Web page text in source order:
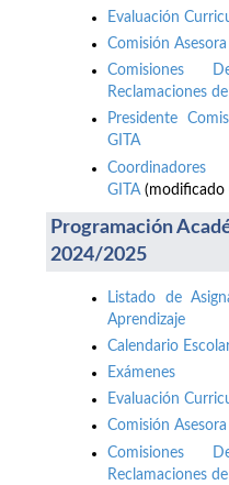
Evaluación
Comisión
Comisiones
Reclamaciones
Presidente
GITA
GITA (modificado
Programación
2024/2025
Listado de
Aprendizaje
Calendario
Exámenes
Evaluación
Comisión
Comisiones
Reclamaciones